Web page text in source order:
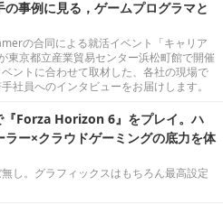
の事例に見る，ゲームプログラマと
の合同による就活イベント「キャリア
東京都立産業貿易センター浜松町館で開催
ントに合わせて取材した、各社の現場で
社員へのインタビューをお届けします。
Forza Horizon 6』をプレイ。ハ
ラー×クラウドゲーミングの底力を体
し。グラフィックスはもちろん最高設定